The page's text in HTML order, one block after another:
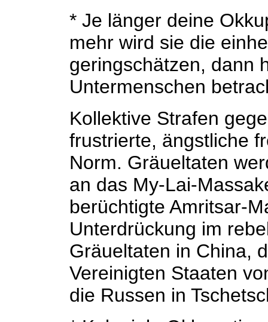
* Je länger deine
mehr wird sie die
geringschätzen, dann
Untermenschen
Kollektive Strafen
frustrierte, ängstliche
Norm. Gräueltaten
an das My-Lai-
berüchtigte Amritsar-
Unterdrückung im
Gräueltaten in China,
Vereinigten Staaten
die Russen in